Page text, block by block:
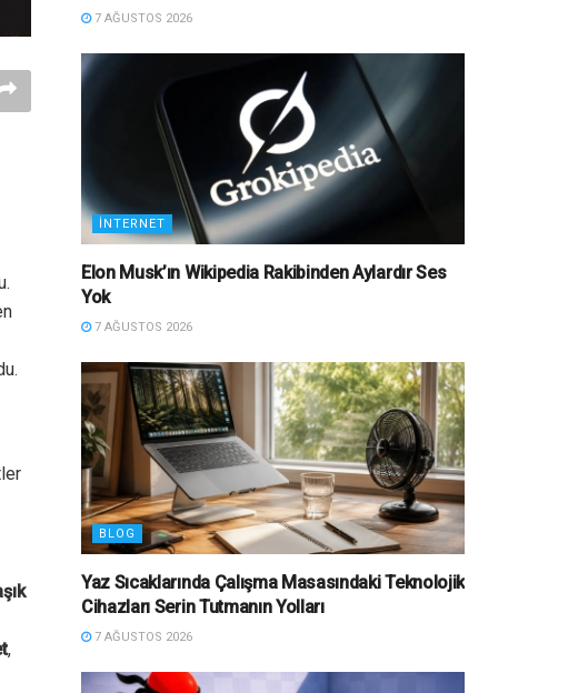
,
7 AĞUSTOS 2026
İNTERNET
Elon Musk’ın Wikipedia Rakibinden Aylardır Ses
Yok
7 AĞUSTOS 2026
BLOG
Yaz Sıcaklarında Çalışma Masasındaki Teknolojik
Cihazları Serin Tutmanın Yolları
7 AĞUSTOS 2026